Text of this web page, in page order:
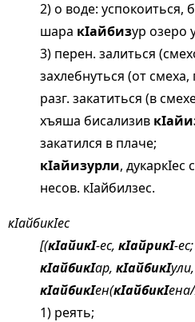
2) о воде: успокоиться,
шара кIайбизур озеро
3) перен. залиться
захлебнуться (от смеха,
разг. закатиться (в
хъяша бисализив
закатился в плаче;
кIайизурли, дукаркIес
несов. кIайбилзес.
кIайбикIес
[(кIайикI-ес, кIайрикI-ес;
кIайбикIар, кIайбикIули,
кIайбикIен(кIайбикI
1) реять;